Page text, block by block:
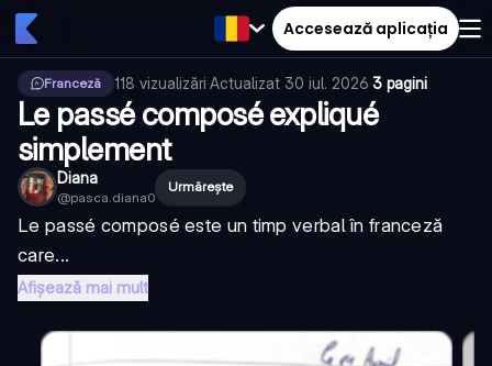
Accesează aplicația
Franceză 118 vizualizări·Actualizat 30 iul. 2026·3 pagini
Le passé composé expliqué
simplement
Diana
@pasca.diana0
Urmărește
Le passé composé este un timp verbal în franceză
care...
Afișează mai mult